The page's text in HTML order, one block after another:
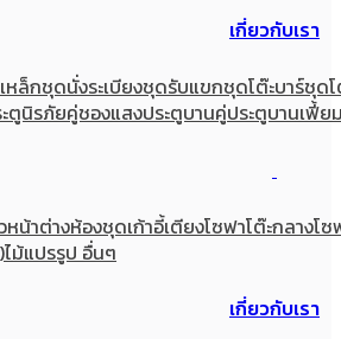
เกี่ยวกับเรา
หล็กชุดนั่งระเบียงชุดรับแขกชุดโต๊ะบาร์ชุดโ
ตูนิรภัยคู่ชองแสงประตูบานคู่ประตูบานเฟี้ย
หน้าต่างห้องชุดเก้าอี้เตียงโซฟาโต๊ะกลางโซ
ไม้แปรรูป อื่นๆ
เกี่ยวกับเรา